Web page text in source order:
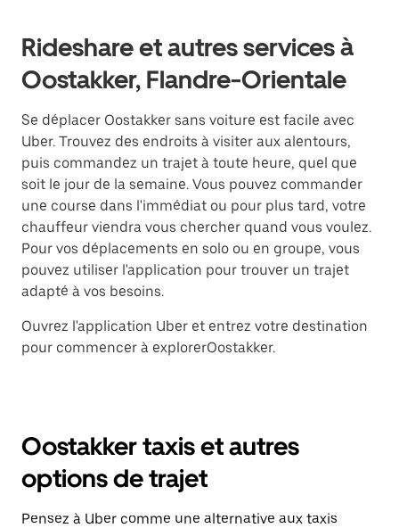
Rideshare et autres services à
Oostakker, Flandre-Orientale
Se déplacer Oostakker sans voiture est facile avec
Uber. Trouvez des endroits à visiter aux alentours,
puis commandez un trajet à toute heure, quel que
soit le jour de la semaine. Vous pouvez commander
une course dans l'immédiat ou pour plus tard, votre
chauffeur viendra vous chercher quand vous voulez.
Pour vos déplacements en solo ou en groupe, vous
pouvez utiliser l'application pour trouver un trajet
adapté à vos besoins.
Ouvrez l'application Uber et entrez votre destination
pour commencer à explorerOostakker.
Oostakker taxis et autres
options de trajet
Pensez à Uber comme une alternative aux taxis